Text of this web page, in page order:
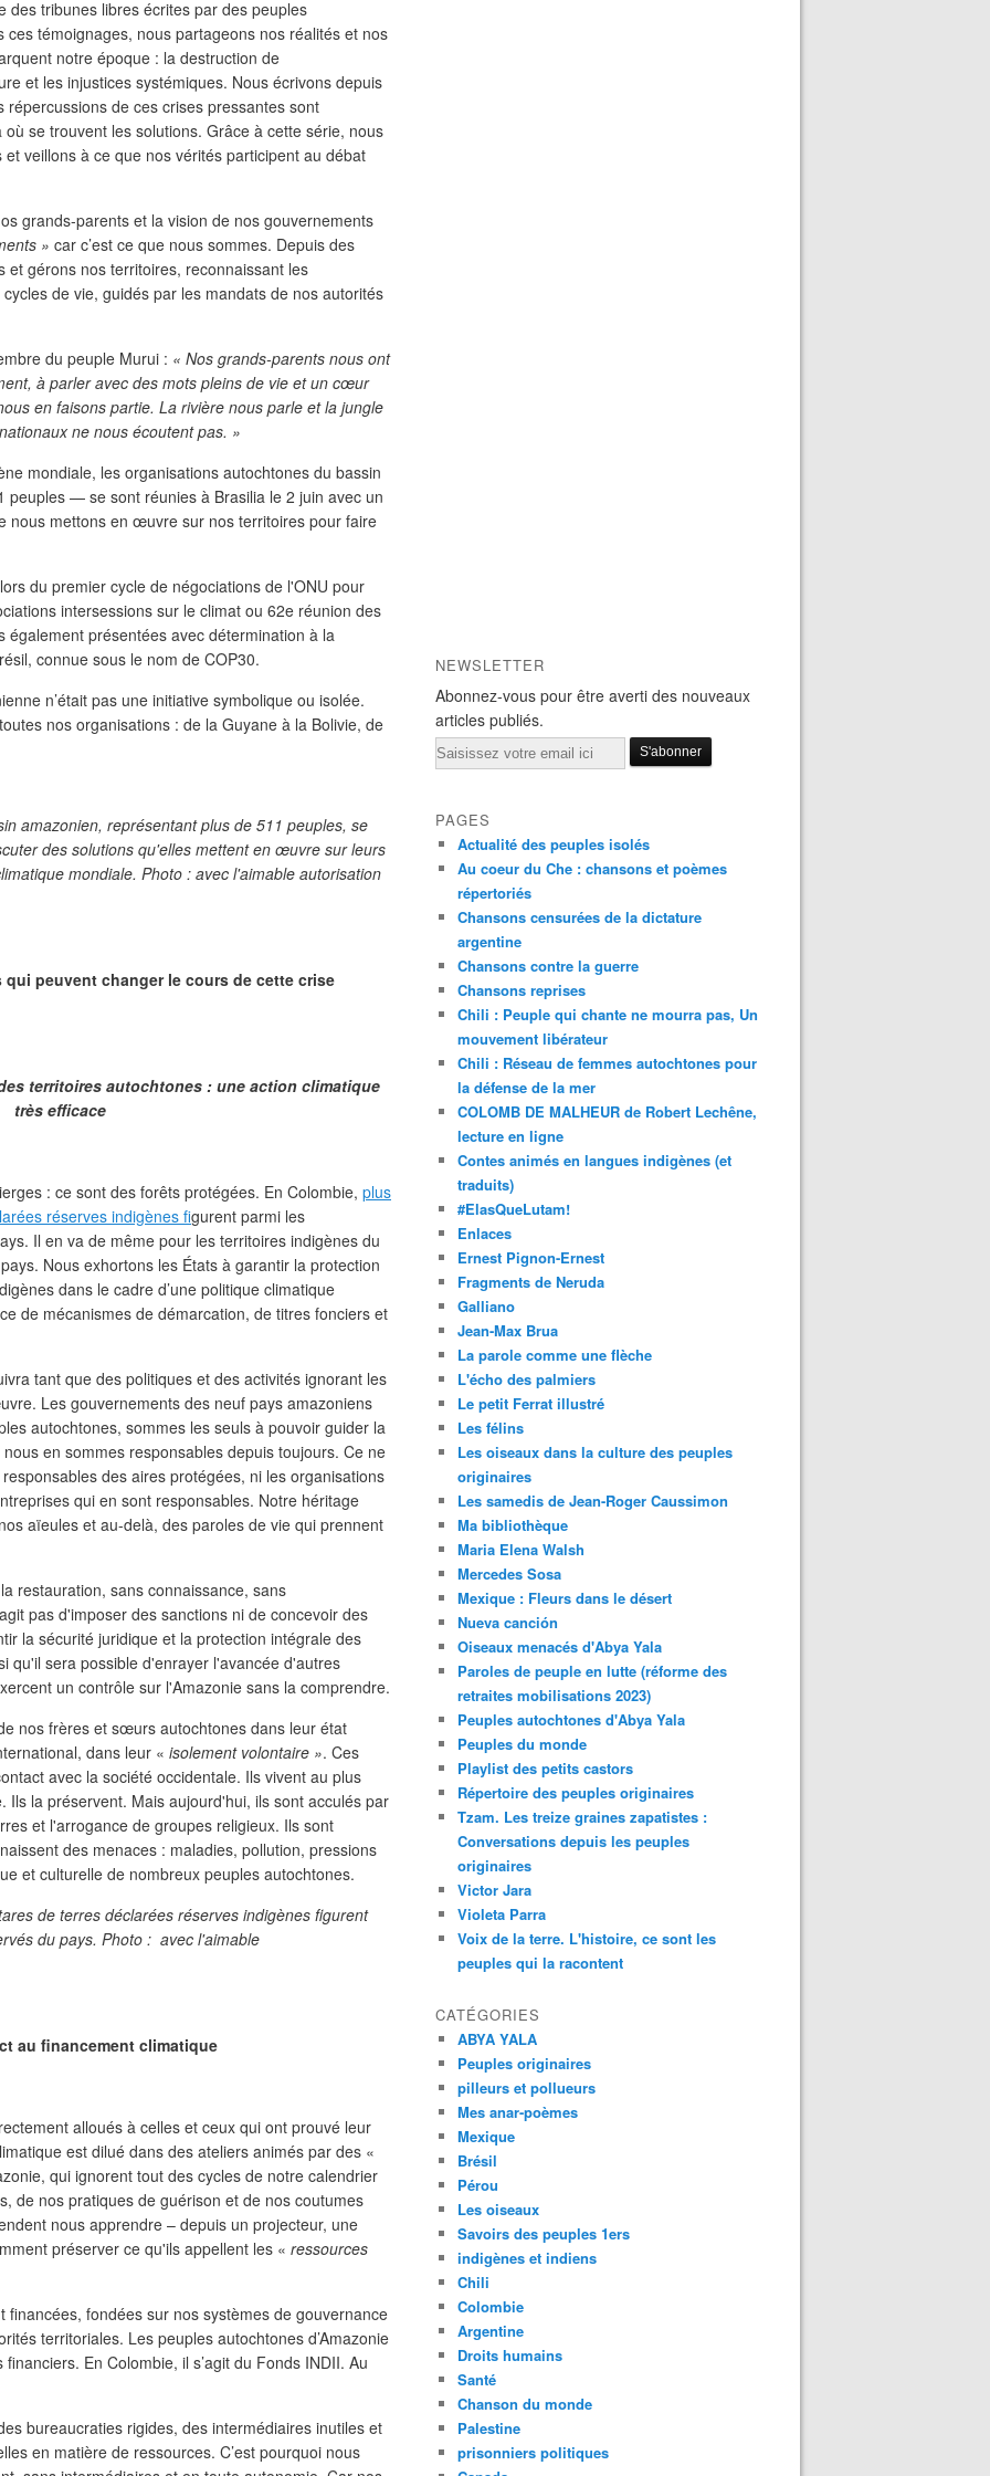
des tribunes libres écrites par des peuples
témoignages, nous partageons nos réalités et nos
notre époque : la destruction de
et les injustices systémiques. Nous écrivons depuis
de ces crises pressantes sont
se trouvent les solutions. Grâce à cette série, nous
veillons à ce que nos vérités participent au débat
grands-parents et la vision de nos gouvernements
» car c’est ce que nous sommes. Depuis des
et gérons nos territoires, reconnaissant les
de vie, guidés par les mandats de nos autorités
du peuple Murui : « Nos grands-parents nous ont
à parler avec des mots pleins de vie et un cœur
en faisons partie. La rivière nous parle et la jungle
ne nous écoutent pas. »
mondiale, les organisations autochtones du bassin
— se sont réunies à Brasilia le 2 juin avec un
nous mettons en œuvre sur nos territoires pour faire
du premier cycle de négociations de l'ONU pour
intersessions sur le climat ou 62e réunion des
également présentées avec détermination à la
connue sous le nom de COP30.
n’était pas une initiative symbolique ou isolée.
nos organisations : de la Guyane à la Bolivie, de
amazonien, représentant plus de 511 peuples, se
des solutions qu'elles mettent en œuvre sur leurs
mondiale. Photo : avec l'aimable autorisation
peuvent changer le cours de cette crise
territoires autochtones : une action climatique
très efficace
: ce sont des forêts protégées. En Colombie, plus
réserves indigènes figurent parmi les
Il en va de même pour les territoires indigènes du
Nous exhortons les États à garantir la protection
dans le cadre d’une politique climatique
de mécanismes de démarcation, de titres fonciers et
tant que des politiques et des activités ignorant les
Les gouvernements des neuf pays amazoniens
autochtones, sommes les seuls à pouvoir guider la
en sommes responsables depuis toujours. Ce ne
des aires protégées, ni les organisations
qui en sont responsables. Notre héritage
aïeules et au-delà, des paroles de vie qui prennent
restauration, sans connaissance, sans
pas d'imposer des sanctions ni de concevoir des
la sécurité juridique et la protection intégrale des
qu'il sera possible d'enrayer l'avancée d'autres
un contrôle sur l'Amazonie sans la comprendre.
nos frères et sœurs autochtones dans leur état
dans leur « isolement volontaire ». Ces
avec la société occidentale. Ils vivent au plus
Ils la préservent. Mais aujourd'hui, ils sont acculés par
et l'arrogance de groupes religieux. Ils sont
des menaces : maladies, pollution, pressions
et culturelle de nombreux peuples autochtones.
de terres déclarées réserves indigènes figurent
du pays. Photo : avec l'aimable
au financement climatique
alloués à celles et ceux qui ont prouvé leur
est dilué dans des ateliers animés par des «
qui ignorent tout des cycles de notre calendrier
de nos pratiques de guérison et de nos coutumes
nous apprendre – depuis un projecteur, une
préserver ce qu'ils appellent les « ressources
financées, fondées sur nos systèmes de gouvernance
territoriales. Les peuples autochtones d’Amazonie
En Colombie, il s’agit du Fonds INDII. Au
bureaucraties rigides, des intermédiaires inutiles et
en matière de ressources. C’est pourquoi nous
NEWSLETTER
Abonnez-vous pour être averti des nouveaux
articles publiés.
Email
PAGES
Actualité des peuples isolés
Au coeur du Che : chansons et poèmes
répertoriés
Chansons censurées de la dictature
argentine
Chansons contre la guerre
Chansons reprises
Chili : Peuple qui chante ne mourra pas, Un
mouvement libérateur
Chili : Réseau de femmes autochtones pour
la défense de la mer
COLOMB DE MALHEUR de Robert Lechêne,
lecture en ligne
Contes animés en langues indigènes (et
traduits)
#ElasQueLutam!
Enlaces
Ernest Pignon-Ernest
Fragments de Neruda
Galliano
Jean-Max Brua
La parole comme une flèche
L'écho des palmiers
Le petit Ferrat illustré
Les félins
Les oiseaux dans la culture des peuples
originaires
Les samedis de Jean-Roger Caussimon
Ma bibliothèque
Maria Elena Walsh
Mercedes Sosa
Mexique : Fleurs dans le désert
Nueva canción
Oiseaux menacés d'Abya Yala
Paroles de peuple en lutte (réforme des
retraites mobilisations 2023)
Peuples autochtones d'Abya Yala
Peuples du monde
Playlist des petits castors
Répertoire des peuples originaires
Tzam. Les treize graines zapatistes :
Conversations depuis les peuples
originaires
Victor Jara
Violeta Parra
Voix de la terre. L'histoire, ce sont les
peuples qui la racontent
CATÉGORIES
ABYA YALA
Peuples originaires
pilleurs et pollueurs
Mes anar-poèmes
Mexique
Brésil
Pérou
Les oiseaux
Savoirs des peuples 1ers
indigènes et indiens
Chili
Colombie
Argentine
Droits humains
Santé
Chanson du monde
Palestine
prisonniers politiques